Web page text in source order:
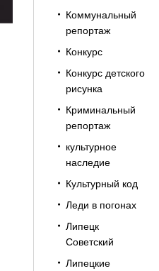
Коммунальный
репортаж
Конкурс
Конкурс детского
рисунка
Криминальный
репортаж
культурное
наследие
Культурный код
Леди в погонах
Липецк
Советский
Липецкие